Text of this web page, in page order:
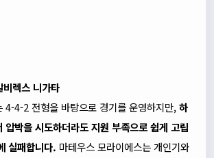
렉스 니가타
4-4-2 전형을 바탕으로 경기를 운영하지만, 하
압박을 시도하더라도 지원 부족으로 쉽게 고립
실패합니다. 마테우스 모라이에스는 개인기와